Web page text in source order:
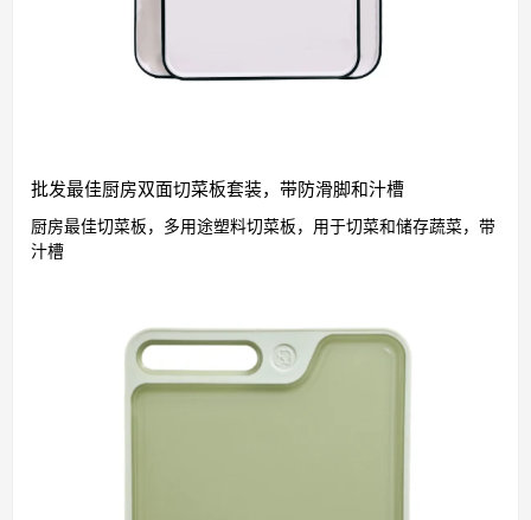
批发最佳厨房双面切菜板套装，带防滑脚和汁槽
厨房最佳切菜板，多用途塑料切菜板，用于切菜和储存蔬菜，带
汁槽